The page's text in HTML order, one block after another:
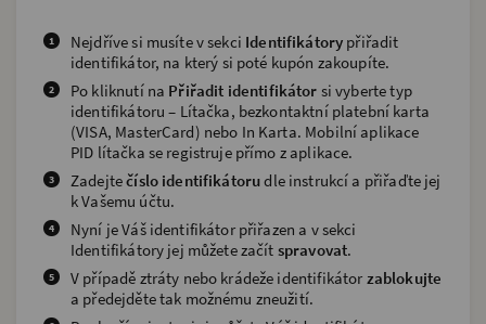
Nejdříve si musíte v sekci Identifikátory přiřadit
identifikátor, na který si poté kupón zakoupíte.
Po kliknutí na Přiřadit identifikátor si vyberte typ
identifikátoru – Lítačka, bezkontaktní platební karta
(VISA, MasterCard) nebo In Karta. Mobilní aplikace
PID lítačka se registruje přímo z aplikace.
Zadejtečíslo identifikátorudle instrukcí a přiřaďte jej
k Vašemu účtu.
Nyní je Váš identifikátor přiřazen a v sekci
Identifikátory jej můžete začít spravovat.
V případě ztráty nebo krádeže identifikátor zablokujte
a předejděte tak možnému zneužití.